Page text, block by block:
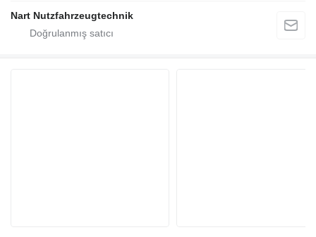
Nart Nutzfahrzeugtechnik